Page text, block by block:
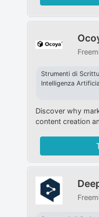
Strumenti di
Intelligenza
Discover why
content creation